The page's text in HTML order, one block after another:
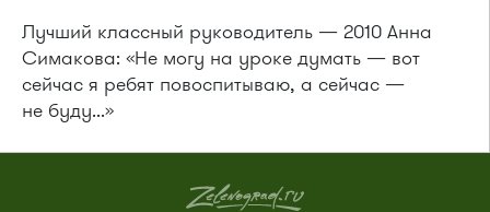
Лучший классный руководитель — 2010 Анна
Симакова: «Не могу на уроке думать — вот
сейчас я ребят повоспитываю, а сейчас —
не буду...»